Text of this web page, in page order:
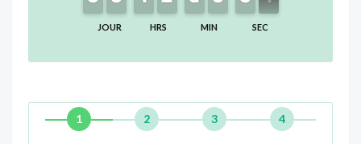
JOUR HRS MIN SEC
1 2 3 4